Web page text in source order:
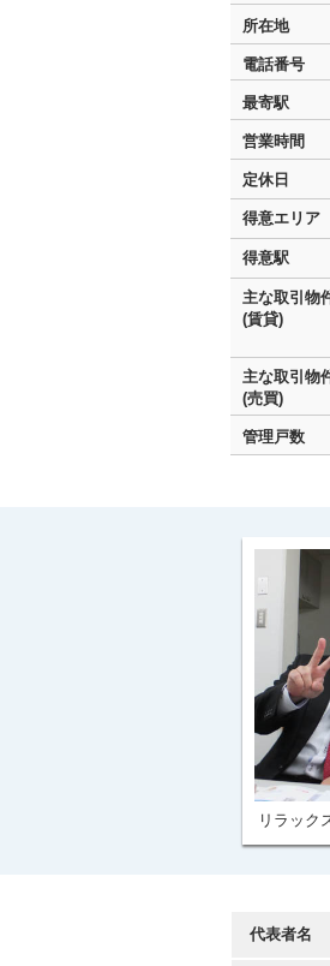
所在地
電話番号
最寄駅
営業時間
定休日
得意エリア
得意駅
主な取引物
(賃貸)
主な取引物
(売買)
管理戸数
リラック
代表者名